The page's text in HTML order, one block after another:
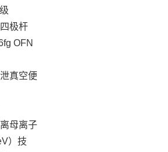
极杆
OFN
真空便
母离子
）技